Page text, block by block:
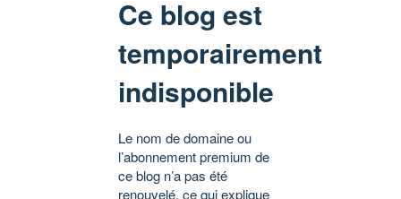
Ce blog est
temporairement
indisponible
Le nom de domaine ou
l’abonnement premium de
ce blog n’a pas été
renouvelé, ce qui explique